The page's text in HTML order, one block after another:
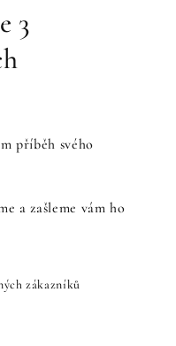
3
příběh svého
a zašleme vám ho
zákazníků